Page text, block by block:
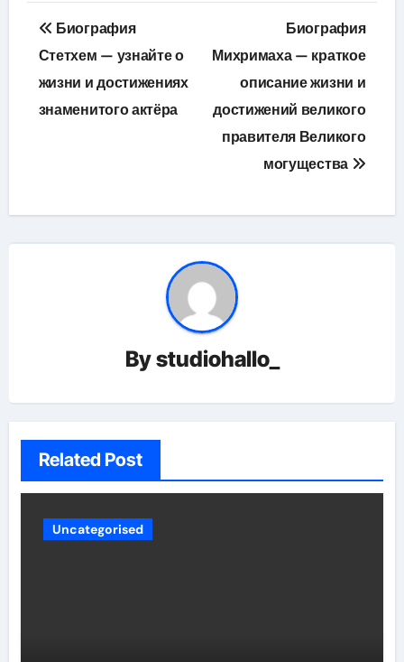
Навигация
по
записям
Биография
Стетхем — узнайте о
жизни и достижениях
знаменитого актёра
Биография
Михримаха — краткое
описание жизни и
достижений великого
правителя Великого
могущества
Bystudiohallo_
Related Post
Uncategorised